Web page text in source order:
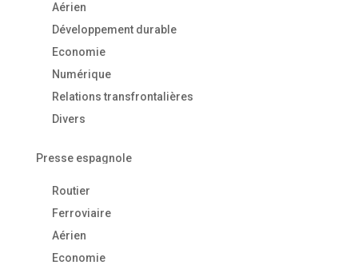
Aérien
Développement durable
Economie
Numérique
Relations transfrontalières
Divers
Presse espagnole
Routier
Ferroviaire
Aérien
Economie